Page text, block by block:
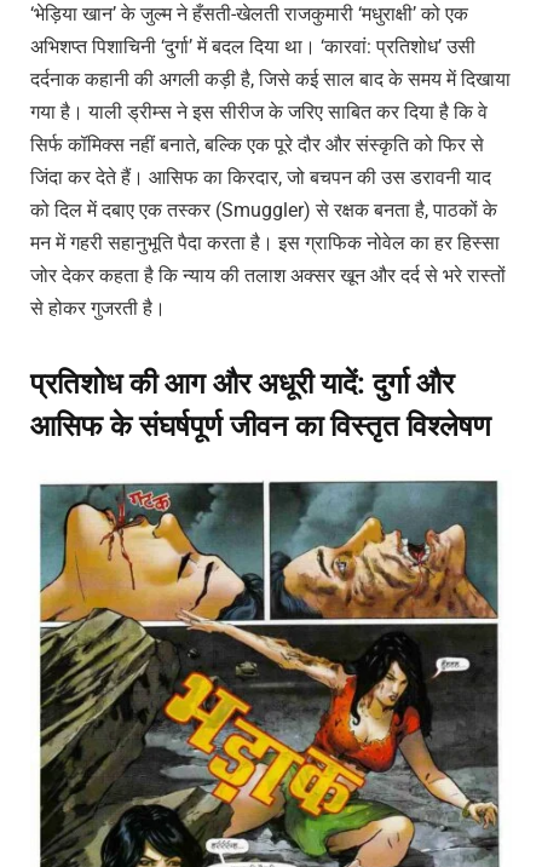
‘भेड़िया खान’ के जुल्म ने हँसती-खेलती राजकुमारी ‘मधुराक्षी’ को एक
अभिशप्त पिशाचिनी ‘दुर्गा’ में बदल दिया था। ‘कारवां: प्रतिशोध’ उसी
दर्दनाक कहानी की अगली कड़ी है, जिसे कई साल बाद के समय में दिखाया
गया है। याली ड्रीम्स ने इस सीरीज के जरिए साबित कर दिया है कि वे
सिर्फ कॉमिक्स नहीं बनाते, बल्कि एक पूरे दौर और संस्कृति को फिर से
जिंदा कर देते हैं। आसिफ का किरदार, जो बचपन की उस डरावनी याद
को दिल में दबाए एक तस्कर (Smuggler) से रक्षक बनता है, पाठकों के
मन में गहरी सहानुभूति पैदा करता है। इस ग्राफिक नोवेल का हर हिस्सा
जोर देकर कहता है कि न्याय की तलाश अक्सर खून और दर्द से भरे रास्तों
से होकर गुजरती है।
प्रतिशोध की आग और अधूरी यादें: दुर्गा और
आसिफ के संघर्षपूर्ण जीवन का विस्तृत विश्लेषण